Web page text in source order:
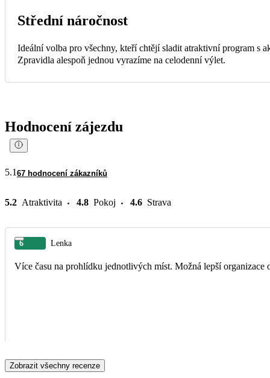
Střední náročnost
Ideální volba pro všechny, kteří chtějí sladit atraktivní program s
Zpravidla alespoň jednou vyrazíme na celodenní výlet.
Hodnocení zájezdu
5.1 67 hodnocení zákazníků
5.2 Atraktivita 4.8 Pokoj 4.6 Strava
6 Lenka
Více času na prohlídku jednotlivých míst. Možná lepší organizace
Zobrazit všechny recenze